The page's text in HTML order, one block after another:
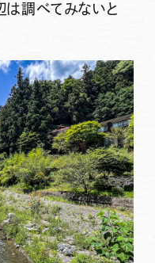
は調べてみないと